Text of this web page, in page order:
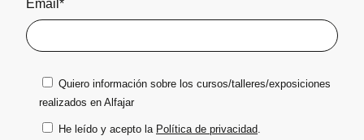
Email*
Quiero información sobre los cursos/talleres/exposiciones
realizados en Alfajar
He leído y acepto la Política de privacidad